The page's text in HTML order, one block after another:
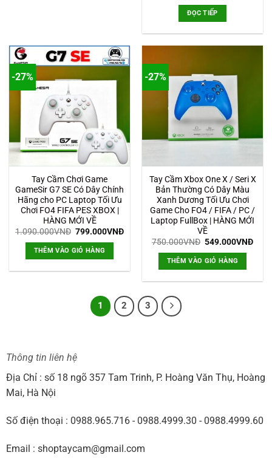
1.890.000VNĐ.
ĐỌC TIẾP
-27%
Tay Cầm Chơi Game
GameSir G7 SE Có Dây Chính
Hãng cho PC Laptop Tối Ưu
Chơi FO4 FIFA PES XBOX |
HÀNG MỚI VỀ
1.090.000VNĐ Giá
là:
1.090.000VNĐ.
799.000VNĐGiá
799.000VNĐ.
THÊM VÀO GIỎ HÀNG
-27%
Tay Cầm Xbox One X / Seri X
Bản Thường Có Dây Màu
Xanh Dương Tối Ưu Chơi
Game Cho FO4 / FIFA / PC /
Laptop FullBox | HÀNG MỚI
VỀ
750.000VNĐ Giá
là:
750.000VNĐ.
549.000VNĐGiá
THÊM VÀO GIỎ HÀNG
1 2 3
Thông tin liên hệ
Địa Chỉ : số 18 ngõ 357 Tam Trinh, P. Hoàng Văn Thụ, Hoàng
Mai, Hà Nội
Số điện thoại : 0988.965.716 - 0988.4999.30 - 0988.4999.60
Email : shoptaycam@gmail.com